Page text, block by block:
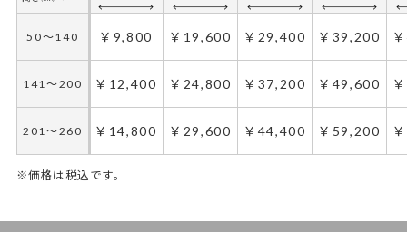
50～140 ￥9,800 ￥19,600 ￥29,400 ￥39,200
141～200 ￥12,400 ￥24,800 ￥37,200 ￥49,600
201～260 ￥14,800 ￥29,600 ￥44,400 ￥59,200
※価格は税込です。